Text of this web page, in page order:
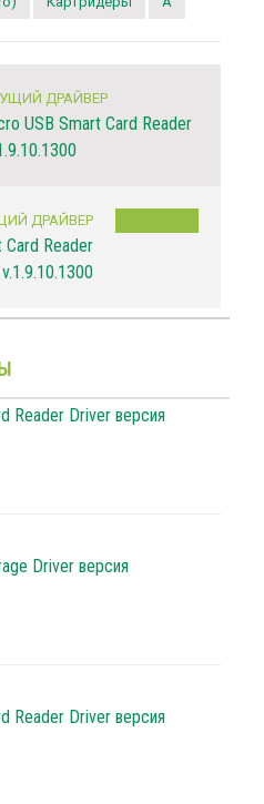
ДРАЙВЕР
USB Smart Card Reader
ДРАЙВЕР
Reader
Reader Driver версия
Driver версия
Reader Driver версия